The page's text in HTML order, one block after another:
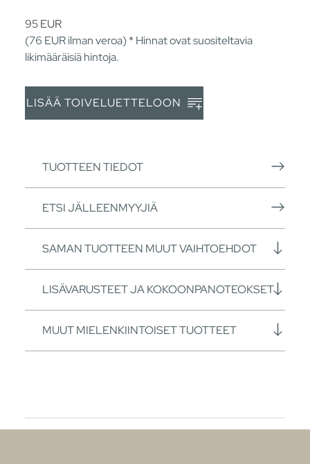
95EUR
(76 EURilman veroa) * Hinnat ovat suositeltavia
likimääräisiä hintoja.
LISÄÄ TOIVELUETTELOON
TUOTTEEN TIEDOT
ETSI JÄLLEENMYYJIÄ
SAMAN TUOTTEEN MUUT VAIHTOEHDOT
LISÄVARUSTEET JA KOKOONPANOTEOKSET
MUUT MIELENKIINTOISET TUOTTEET